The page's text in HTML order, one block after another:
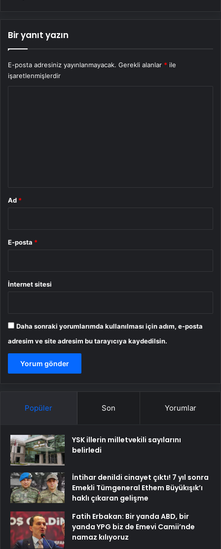
Bir yanıt yazın
E-posta adresiniz yayınlanmayacak. Gerekli alanlar * ile
işaretlenmişlerdir
Ad *
E-posta *
İnternet sitesi
Daha sonraki yorumlarımda kullanılması için adım, e-posta
adresim ve site adresim bu tarayıcıya kaydedilsin.
Popüler Son Yorumlar
YSK illerin milletvekili sayılarını
belirledi
İntihar denildi cinayet çıktı! 7 yıl sonra
Emekli Tümgeneral Ethem Büyükışık’ı
haklı çıkaran gelişme
Fatih Erbakan: Bir yanda ABD, bir
yanda YPG biz de Emevi Camii’nde
namaz kılıyoruz